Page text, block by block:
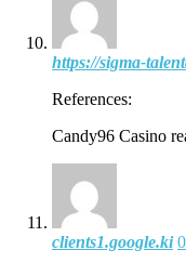
https://sigma-
References:
Candy96 Casino
clients1.google.ki